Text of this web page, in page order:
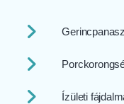
Ízületi